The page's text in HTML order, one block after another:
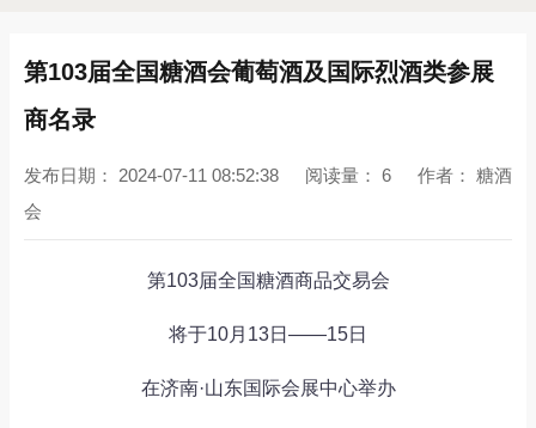
第103届全国糖酒会葡萄酒及国际烈酒类参展
商名录
发布日期： 2024-07-11 08:52:38 阅读量： 6 作者： 糖酒
会
第103届全国糖酒商品交易会
将于10月13日——15日
在济南·山东国际会展中心举办